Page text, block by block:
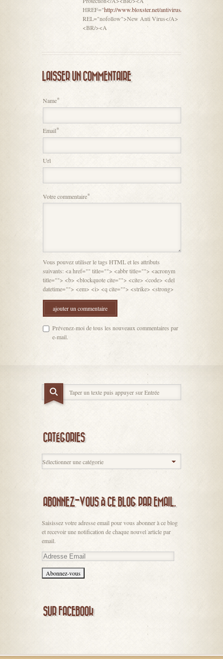
HREF="http://www.bloxster.net/antivirus/&quot
REL="nofollow">New Anti Virus</A>
<BR/><A
LAISSER UN COMMENTAIRE
Name*
Email*
Url
Votre commentaire*
Vous pouvez utiliser le tags HTML et les attributs
suivants: <a href="" title=""> <abbr title=""> <acronym
title=""> <b> <blockquote cite=""> <cite> <code> <del
datetime=""> <em> <i> <q cite=""> <strike> <strong>
Prévenez-moi de tous les nouveaux commentaires par
e-mail.
CATÉGORIES
ABONNEZ-VOUS À CE BLOG PAR EMAIL.
Saisissez votre adresse email pour vous abonner à ce blog
et recevoir une notification de chaque nouvel article par
email.
Adresse
Email
SUR FACEBOOK